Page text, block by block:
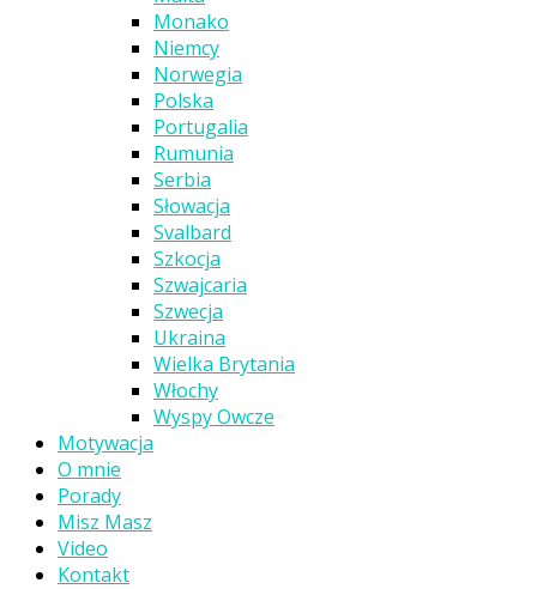
Monako
Niemcy
Norwegia
Polska
Portugalia
Rumunia
Serbia
Słowacja
Svalbard
Szkocja
Szwajcaria
Szwecja
Ukraina
Wielka Brytania
Włochy
Wyspy Owcze
Motywacja
O mnie
Porady
Misz Masz
Video
Kontakt